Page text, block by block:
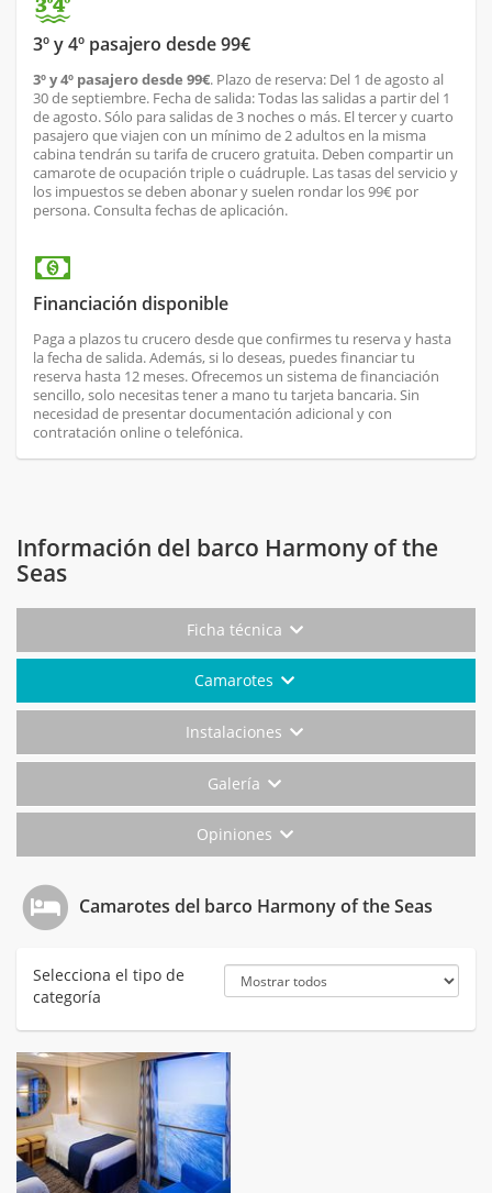
3º y 4º pasajero desde 99€
3º y 4º pasajero desde 99€. Plazo de reserva: Del 1 de agosto al
30 de septiembre. Fecha de salida: Todas las salidas a partir del 1
de agosto. Sólo para salidas de 3 noches o más. El tercer y cuarto
pasajero que viajen con un mínimo de 2 adultos en la misma
cabina tendrán su tarifa de crucero gratuita. Deben compartir un
camarote de ocupación triple o cuádruple. Las tasas del servicio y
los impuestos se deben abonar y suelen rondar los 99€ por
persona. Consulta fechas de aplicación.
Financiación disponible
Paga a plazos tu crucero desde que confirmes tu reserva y hasta
la fecha de salida. Además, si lo deseas, puedes financiar tu
reserva hasta 12 meses. Ofrecemos un sistema de financiación
sencillo, solo necesitas tener a mano tu tarjeta bancaria. Sin
necesidad de presentar documentación adicional y con
contratación online o telefónica.
Información del barco Harmony of the
Seas
Ficha técnica
Camarotes
Instalaciones
Galería
Opiniones
Camarotes del barco Harmony of the Seas
Selecciona el tipo de
categoría